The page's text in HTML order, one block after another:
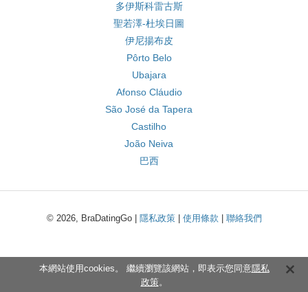
多伊斯科雷古斯
聖若澤-杜埃日圖
伊尼揚布皮
Pôrto Belo
Ubajara
Afonso Cláudio
São José da Tapera
Castilho
João Neiva
巴西
© 2026, BraDatingGo | 隱私政策| 使用條款 聯絡我們
本網站使用cookies。 繼續瀏覽該網站，即表示您同意隱私
政策。